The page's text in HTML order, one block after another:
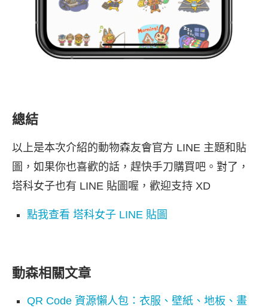
總結
以上是本次介紹的動物森友會官方 LINE 主題和貼
圖，如果你也喜歡的話，趕快手刀購買吧。對了，
塔科女子也有 LINE 貼圖喔，歡迎支持 XD
點我查看 塔科女子 LINE 貼圖
動森相關文章
QR Code 資源懶人包：衣服、壁紙、地板、畫